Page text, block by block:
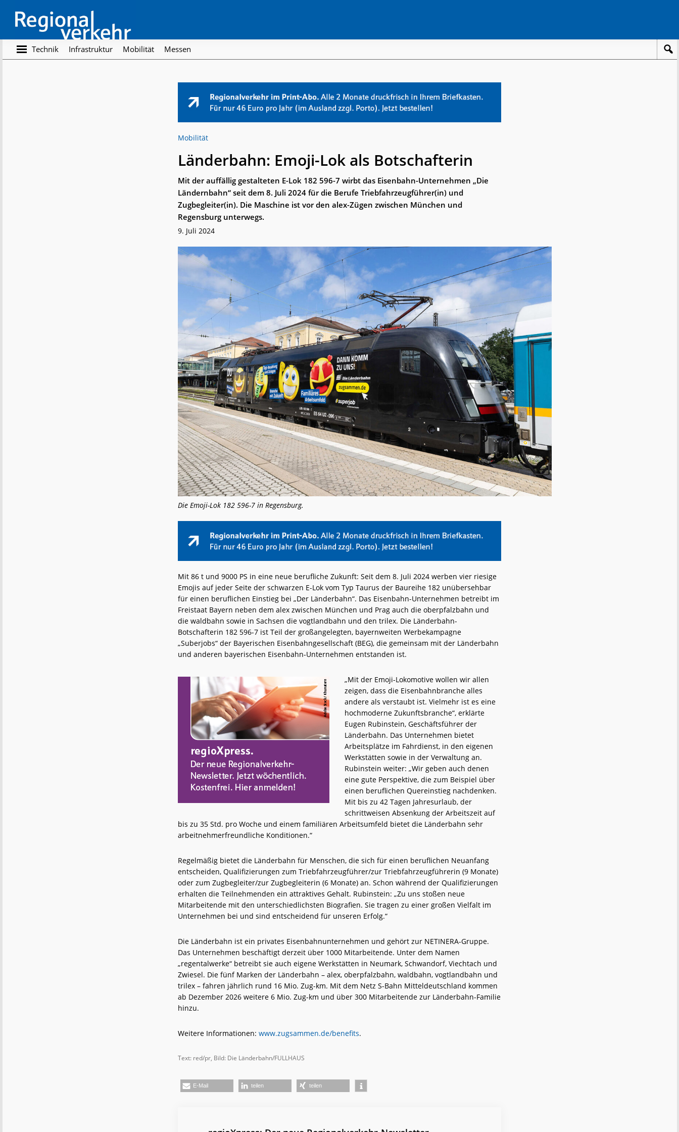
main
content
footer
Regionalverkehr
Die
Fachzeitschrift
Technik Infrastruktur Mobilität Messen
Mobilität
Länderbahn: Emoji-Lok als Botschafterin
Mit der auffällig gestalteten E-Lok 182 596-7 wirbt das Eisenbahn-Unternehmen „Die
Ländernbahn“ seit dem 8. Juli 2024 für die Berufe Triebfahrzeugführer(in) und
Zugbegleiter(in). Die Maschine ist vor den alex-Zügen zwischen München und
Regensburg unterwegs.
9. Juli 2024
Die Emoji-Lok 182 596-7 in Regensburg.
Mit 86 t und 9000 PS in eine neue berufliche Zukunft: Seit dem 8. Juli 2024 werben vier riesige
Emojis auf jeder Seite der schwarzen E-Lok vom Typ Taurus der Baureihe 182 unübersehbar
für einen beruflichen Einstieg bei „Der Länderbahn“. Das Eisenbahn-Unternehmen betreibt im
Freistaat Bayern neben dem alex zwischen München und Prag auch die oberpfalzbahn und
die waldbahn sowie in Sachsen die vogtlandbahn und den trilex. Die Länderbahn-
Botschafterin 182 596-7 ist Teil der großangelegten, bayernweiten Werbekampagne
„Suberjobs“ der Bayerischen Eisenbahngesellschaft (BEG), die gemeinsam mit der Länderbahn
und anderen bayerischen Eisenbahn-Unternehmen entstanden ist.
„Mit der Emoji-Lokomotive wollen wir allen
zeigen, dass die Eisenbahnbranche alles
andere als verstaubt ist. Vielmehr ist es eine
hochmoderne Zukunftsbranche“, erklärte
Eugen Rubinstein, Geschäftsführer der
Länderbahn. Das Unternehmen bietet
Arbeitsplätze im Fahrdienst, in den eigenen
Werkstätten sowie in der Verwaltung an.
Rubinstein weiter: „Wir geben auch denen
eine gute Perspektive, die zum Beispiel über
einen beruflichen Quereinstieg nachdenken.
Mit bis zu 42 Tagen Jahresurlaub, der
schrittweisen Absenkung der Arbeitszeit auf
bis zu 35 Std. pro Woche und einem familiären Arbeitsumfeld bietet die Länderbahn sehr
arbeitnehmerfreundliche Konditionen.“
Regelmäßig bietet die Länderbahn für Menschen, die sich für einen beruflichen Neuanfang
entscheiden, Qualifizierungen zum Triebfahrzeugführer/zur Triebfahrzeugführerin (9 Monate)
oder zum Zugbegleiter/zur Zugbegleiterin (6 Monate) an. Schon während der Qualifizierungen
erhalten die Teilnehmenden ein attraktives Gehalt. Rubinstein: „Zu uns stoßen neue
Mitarbeitende mit den unterschiedlichsten Biografien. Sie tragen zu einer großen Vielfalt im
Unternehmen bei und sind entscheidend für unseren Erfolg.“
Die Länderbahn ist ein privates Eisenbahnunternehmen und gehört zur NETINERA-Gruppe.
Das Unternehmen beschäftigt derzeit über 1000 Mitarbeitende. Unter dem Namen
„regentalwerke“ betreibt sie auch eigene Werkstätten in Neumark, Schwandorf, Viechtach und
Zwiesel. Die fünf Marken der Länderbahn – alex, oberpfalzbahn, waldbahn, vogtlandbahn und
trilex – fahren jährlich rund 16 Mio. Zug-km. Mit dem Netz S-Bahn Mitteldeutschland kommen
ab Dezember 2026 weitere 6 Mio. Zug-km und über 300 Mitarbeitende zur Länderbahn-Familie
hinzu.
Weitere Informationen: www.zugsammen.de/benefits.
Text: red/pr, Bild: Die Länderbahn/FULLHAUS
E-Mail teilen teilen